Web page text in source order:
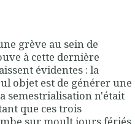
grève au sein de
à cette dernière
évidentes : la
objet est de générer une
semestrialisation n'était
que ces trois
sur moult jours fériés